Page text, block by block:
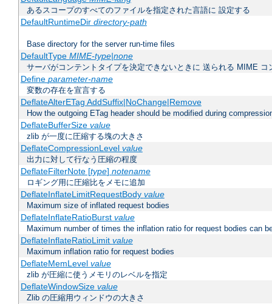
あるスコープのすべてのファイルを指定された言語に 設定する
DefaultRuntimeDir directory-path
Base directory for the server run-time files
DefaultType MIME-type|none
サーバがコンテントタイプを決定できないときに 送られる MIME コ
Define parameter-name
変数の存在を宣言する
DeflateAlterETag AddSuffix|NoChange|Remove
How the outgoing ETag header should be modified during
DeflateBufferSize value
zlib が一度に圧縮する塊の大きさ
DeflateCompressionLevel value
出力に対して行なう圧縮の程度
DeflateFilterNote [type] notename
ロギング用に圧縮比をメモに追加
DeflateInflateLimitRequestBody value
Maximum size of inflated request bodies
DeflateInflateRatioBurst value
Maximum number of times the inflation ratio for request bodies can
DeflateInflateRatioLimit value
Maximum inflation ratio for request bodies
DeflateMemLevel value
zlib が圧縮に使うメモリのレベルを指定
DeflateWindowSize value
Zlib の圧縮用ウィンドウの大きさ